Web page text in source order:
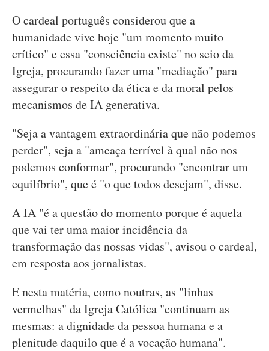
O cardeal português considerou que a
humanidade vive hoje "um momento muito
crítico" e essa "consciência existe" no seio da
Igreja, procurando fazer uma "mediação" para
assegurar o respeito da ética e da moral pelos
mecanismos de IA generativa.
"Seja a vantagem extraordinária que não podemos
perder", seja a "ameaça terrível à qual não nos
podemos conformar", procurando "encontrar um
equilíbrio", que é "o que todos desejam", disse.
A IA "é a questão do momento porque é aquela
que vai ter uma maior incidência da
transformação das nossas vidas", avisou o cardeal,
em resposta aos jornalistas.
E nesta matéria, como noutras, as "linhas
vermelhas" da Igreja Católica "continuam as
mesmas: a dignidade da pessoa humana e a
plenitude daquilo que é a vocação humana".